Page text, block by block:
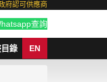
府認可供應商
查詢
錄 EN